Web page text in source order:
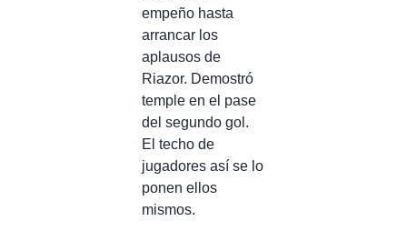
empeño hasta
arrancar los
aplausos de
Riazor. Demostró
temple en el pase
del segundo gol.
El techo de
jugadores así se lo
ponen ellos
mismos.